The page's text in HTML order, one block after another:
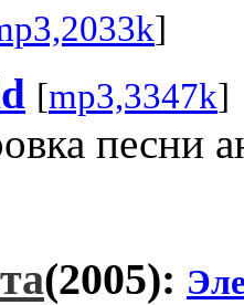
]
[mp3,3347k]
песни
(2005):